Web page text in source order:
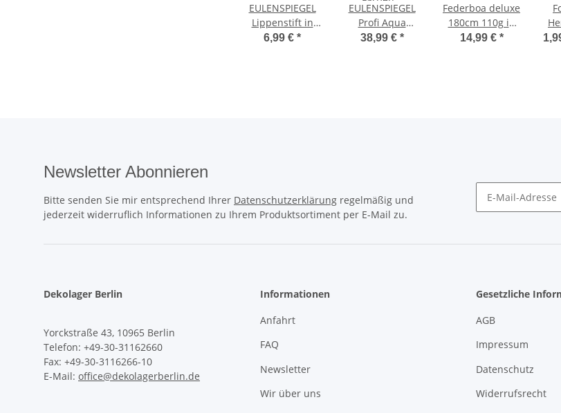
EULENSPIEGEL
Lippenstift in
hochwertiger
6,99 € *
EULENSPIEGEL
Profi Aqua
Schminke 12
38,99 € *
Federboa deluxe
180cm 110g in
verschiedenen
14,99 € *
Newsletter Abonnieren
Bitte senden Sie mir entsprechend Ihrer Datenschutzerklärung regelmäßig und
jederzeit widerruflich Informationen zu Ihrem Produktsortiment per E-Mail zu.
Dekolager Berlin
Yorckstraße 43, 10965 Berlin
Telefon: +49-30-31162660
Fax: +49-30-3116266-10
E-Mail: office@dekolagerberlin.de
Informationen
Anfahrt
FAQ
Newsletter
Wir über uns
Gesetzliche
AGB
Impressum
Datenschutz
Widerrufsrecht